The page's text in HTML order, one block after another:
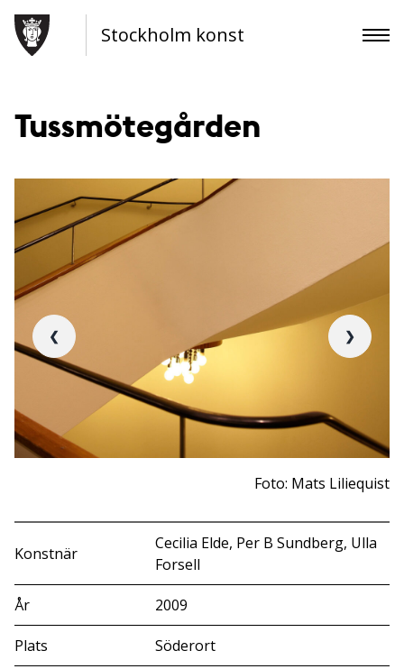
Stockholm konst
Tussmötegården
Foto: Mats Liliequist
❮ ❯
Konstnär
Cecilia Elde, Per B Sundberg, Ulla
Forsell
År 2009
Plats Söderort